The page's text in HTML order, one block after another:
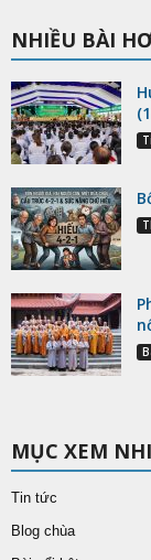
NHIỀU BÀI
MỤC XEM
Tin tức
Blog chùa